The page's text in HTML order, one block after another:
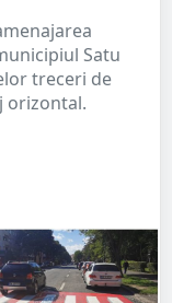
Satu
treceri de
orizontal.